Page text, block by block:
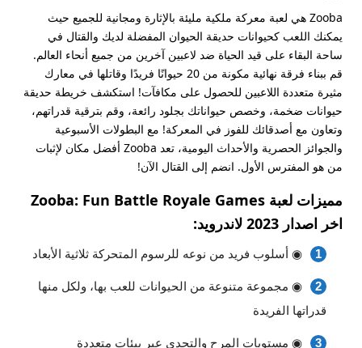
Zooba هي لعبة معركة ملكية مليئة بالإثارة ومجانية للجميع حيث
يمكنك اللعب كحيوانات حديقة الحيوان المفضلة لديك والقتال في
ساحة البقاء على قيد الحياة ضد لاعبين آخرين من جميع أنحاء العالم.
قم ببناء فرقة نهائية مكونة من 20 حيوانًا فريدًا وقاتلها في معارك
مثيرة متعددة اللاعبين للحصول على مكافآت! استكشف خريطة حديقة
حيوانات ضخمة، وخصص حيواناتك بجلود رائعة، وقم بترقية قدراتهم،
وتعاون مع أصدقائك للفوز في المعركة! مع البطولات الأسبوعية
والجوائز الحصرية والأحداث اليومية، تعد Zooba أفضل مكان لإثبات
من هو المفترس الأول. انضم إلى القتال الآن!
مميزات لعبة Zooba: Fun Battle Royale Games
اخر اصدار 2023 لاندرويد:
◉ أسلوب فريد من نوعه للرسوم المتحركة ثلاثية الأبعاد
◉ مجموعة متنوعة من الحيوانات للعب بها، ولكل منها
قدراتها الفريدة
◉ مستويات المرح والتحدي عبر بيئات متعددة